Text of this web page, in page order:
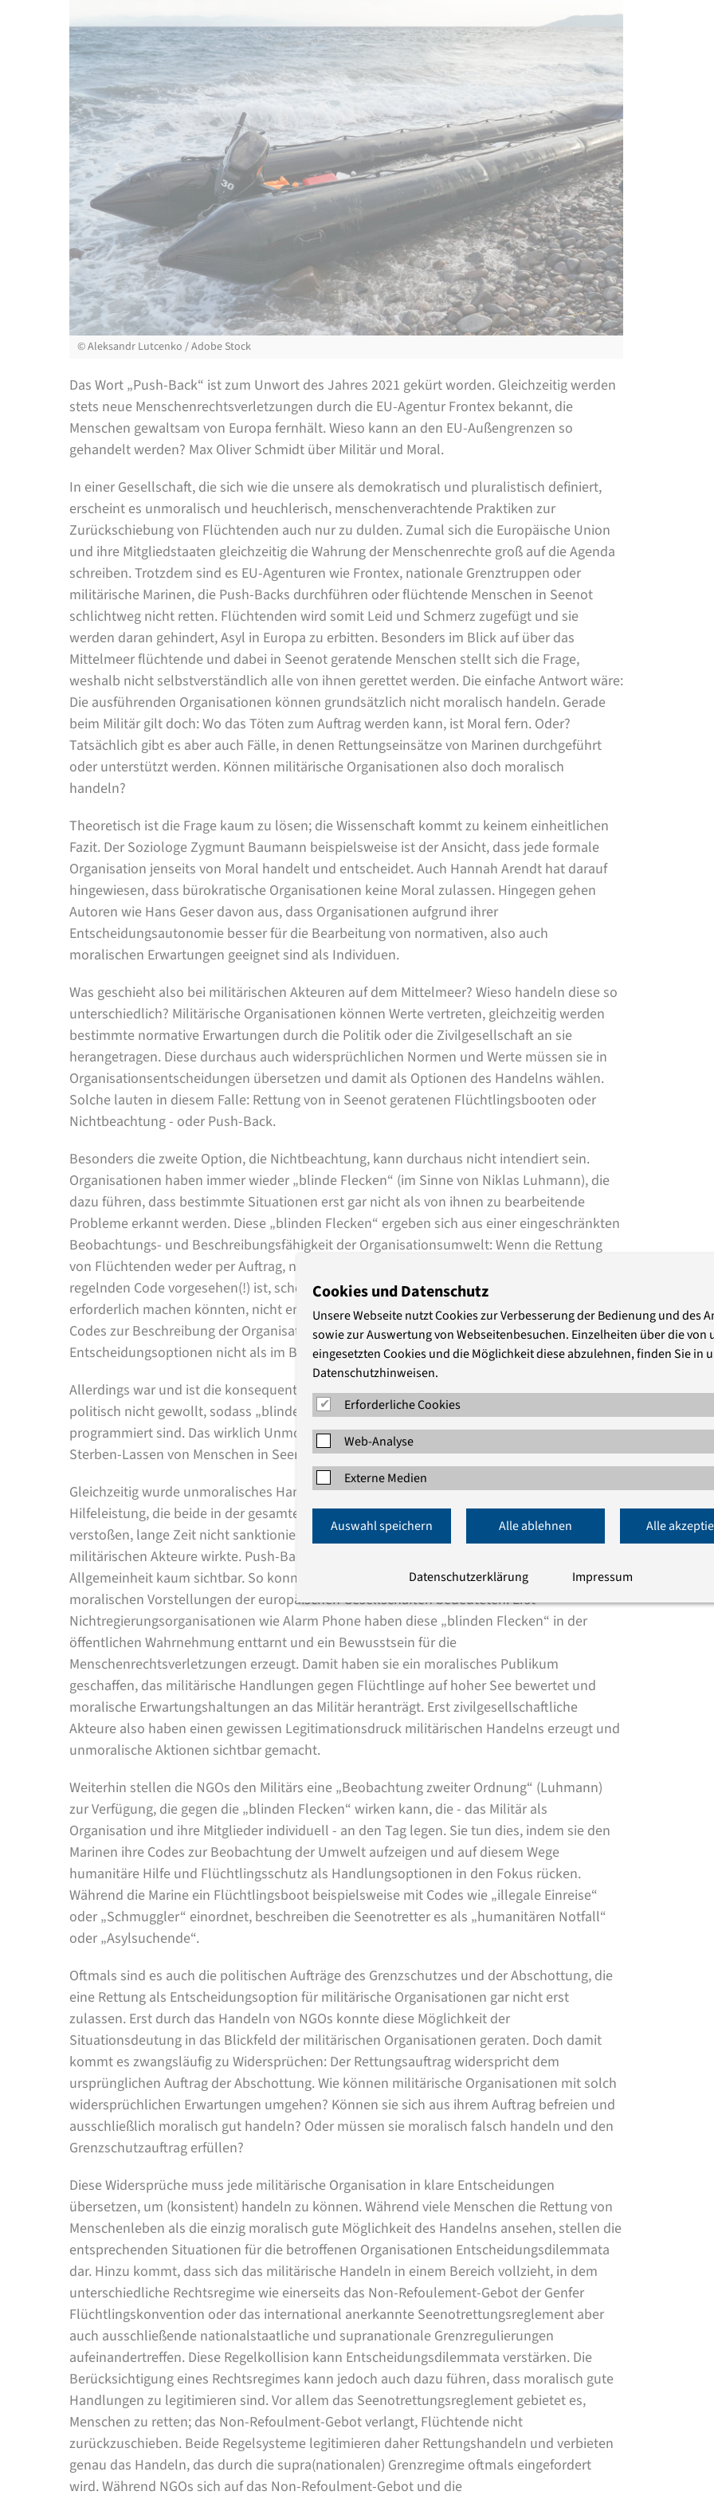
©Aleksandr Lutcenko / Adobe Stock
Das Wort „Push-Back“ ist zum Unwort des Jahres 2021 gekürt worden. Gleichzeitig werden
stets neue Menschenrechtsverletzungen durch die EU-Agentur Frontex bekannt, die
Menschen gewaltsam von Europa fernhält. Wieso kann an den EU-Außengrenzen so
gehandelt werden? Max Oliver Schmidt über Militär und Moral.
In einer Gesellschaft, die sich wie die unsere als demokratisch und pluralistisch definiert,
erscheint es unmoralisch und heuchlerisch, menschenverachtende Praktiken zur
Zurückschiebung von Flüchtenden auch nur zu dulden. Zumal sich die Europäische Union
und ihre Mitgliedstaaten gleichzeitig die Wahrung der Menschenrechte groß auf die Agenda
schreiben. Trotzdem sind es EU-Agenturen wie Frontex, nationale Grenztruppen oder
militärische Marinen, die Push-Backs durchführen oder flüchtende Menschen in Seenot
schlichtweg nicht retten. Flüchtenden wird somit Leid und Schmerz zugefügt und sie
werden daran gehindert, Asyl in Europa zu erbitten. Besonders im Blick auf über das
Mittelmeer flüchtende und dabei in Seenot geratende Menschen stellt sich die Frage,
weshalb nicht selbstverständlich alle von ihnen gerettet werden. Die einfache Antwort wäre:
Die ausführenden Organisationen können grundsätzlich nicht moralisch handeln. Gerade
beim Militär gilt doch: Wo das Töten zum Auftrag werden kann, ist Moral fern. Oder?
Tatsächlich gibt es aber auch Fälle, in denen Rettungseinsätze von Marinen durchgeführt
oder unterstützt werden. Können militärische Organisationen also doch moralisch
handeln?
Theoretisch ist die Frage kaum zu lösen; die Wissenschaft kommt zu keinem einheitlichen
Fazit. Der Soziologe Zygmunt Baumann beispielsweise ist der Ansicht, dass jede formale
Organisation jenseits von Moral handelt und entscheidet. Auch Hannah Arendt hat darauf
hingewiesen, dass bürokratische Organisationen keine Moral zulassen. Hingegen gehen
Autoren wie Hans Geser davon aus, dass Organisationen aufgrund ihrer
Entscheidungsautonomie besser für die Bearbeitung von normativen, also auch
moralischen Erwartungen geeignet sind als Individuen.
Was geschieht also bei militärischen Akteuren auf dem Mittelmeer? Wieso handeln diese so
unterschiedlich? Militärische Organisationen können Werte vertreten, gleichzeitig werden
bestimmte normative Erwartungen durch die Politik oder die Zivilgesellschaft an sie
herangetragen. Diese durchaus auch widersprüchlichen Normen und Werte müssen sie in
Organisationsentscheidungen übersetzen und damit als Optionen des Handelns wählen.
Solche lauten in diesem Falle: Rettung von in Seenot geratenen Flüchtlingsbooten oder
Nichtbeachtung - oder Push-Back.
Besonders die zweite Option, die Nichtbeachtung, kann durchaus nicht intendiert sein.
Organisationen haben immer wieder „blinde Flecken“ (im Sinne von Niklas Luhmann), die
dazu führen, dass bestimmte Situationen erst gar nicht als von ihnen zu bearbeitende
Probleme erkannt werden. Diese „blinden Flecken“ ergeben sich aus einer eingeschränkten
Beobachtungs- und Beschreibungsfähigkeit der Organisationsumwelt: Wenn die Rettung
von Flüchtenden weder per Auftrag, noch durch Erfahrung, noch durch irgendeinen
regelnden Code vorgesehen(!) ist, scheinen Situationen, die ein solches Handeln
erforderlich machen könnten, nicht entsprechend auszudeuten zu sein. Was nicht durch
Codes zur Beschreibung der Organisationsumwelt festgeschrieben ist, lässt bestimmte
Entscheidungsoptionen nicht als im Bereich des Möglichen erscheinen.
Allerdings war und ist die konsequente Seenotrettung von flüchtenden Menschen auch
politisch nicht gewollt, sodass „blinde Flecken“ bisweilen in Entscheidungsprozessen
programmiert sind. Das wirklich Unmoralische dabei ist, dass der Push-Back oder das
Sterben-Lassen von Menschen in Seenot überhaupt Optionen darstellen.
Gleichzeitig wurde unmoralisches Handeln wie Push-Backs oder die Unterlassene
Hilfeleistung, die beide in der gesamten EU und global international gegen geltendes Recht
verstoßen, lange Zeit nicht sanktioniert, da kein Legitimationsdruck auf die staatlichen
militärischen Akteure wirkte. Push-Backs oder Unterlassene Hilfeleistungen waren für die
Allgemeinheit kaum sichtbar. So konnte es zu Handlungen kommen, die einen Bruch mit
moralischen Vorstellungen der europäischen Gesellschaften bedeuteten. Erst
Nichtregierungsorganisationen wie Alarm Phone haben diese „blinden Flecken“ in der
öffentlichen Wahrnehmung enttarnt und ein Bewusstsein für die
Menschenrechtsverletzungen erzeugt. Damit haben sie ein moralisches Publikum
geschaffen, das militärische Handlungen gegen Flüchtlinge auf hoher See bewertet und
moralische Erwartungshaltungen an das Militär heranträgt. Erst zivilgesellschaftliche
Akteure also haben einen gewissen Legitimationsdruck militärischen Handelns erzeugt und
unmoralische Aktionen sichtbar gemacht.
Weiterhin stellen die NGOs den Militärs eine „Beobachtung zweiter Ordnung“ (Luhmann)
zur Verfügung, die gegen die „blinden Flecken“ wirken kann, die - das Militär als
Organisation und ihre Mitglieder individuell - an den Tag legen. Sie tun dies, indem sie den
Marinen ihre Codes zur Beobachtung der Umwelt aufzeigen und auf diesem Wege
humanitäre Hilfe und Flüchtlingsschutz als Handlungsoptionen in den Fokus rücken.
Während die Marine ein Flüchtlingsboot beispielsweise mit Codes wie „illegale Einreise“
oder „Schmuggler“ einordnet, beschreiben die Seenotretter es als „humanitären Notfall“
oder „Asylsuchende“.
Oftmals sind es auch die politischen Aufträge des Grenzschutzes und der Abschottung, die
eine Rettung als Entscheidungsoption für militärische Organisationen gar nicht erst
zulassen. Erst durch das Handeln von NGOs konnte diese Möglichkeit der
Situationsdeutung in das Blickfeld der militärischen Organisationen geraten. Doch damit
kommt es zwangsläufig zu Widersprüchen: Der Rettungsauftrag widerspricht dem
ursprünglichen Auftrag der Abschottung. Wie können militärische Organisationen mit solch
widersprüchlichen Erwartungen umgehen? Können sie sich aus ihrem Auftrag befreien und
ausschließlich moralisch gut handeln? Oder müssen sie moralisch falsch handeln und den
Grenzschutzauftrag erfüllen?
Diese Widersprüche muss jede militärische Organisation in klare Entscheidungen
übersetzen, um (konsistent) handeln zu können. Während viele Menschen die Rettung von
Menschenleben als die einzig moralisch gute Möglichkeit des Handelns ansehen, stellen die
entsprechenden Situationen für die betroffenen Organisationen Entscheidungsdilemmata
dar. Hinzu kommt, dass sich das militärische Handeln in einem Bereich vollzieht, in dem
unterschiedliche Rechtsregime wie einerseits das Non-Refoulement-Gebot der Genfer
Flüchtlingskonvention oder das international anerkannte Seenotrettungsreglement aber
auch ausschließende nationalstaatliche und supranationale Grenzregulierungen
aufeinandertreffen. Diese Regelkollision kann Entscheidungsdilemmata verstärken. Die
Berücksichtigung eines Rechtsregimes kann jedoch auch dazu führen, dass moralisch gute
Handlungen zu legitimieren sind. Vor allem das Seenotrettungsreglement gebietet es,
Menschen zu retten; das Non-Refoulment-Gebot verlangt, Flüchtende nicht
zurückzuschieben. Beide Regelsysteme legitimieren daher Rettungshandeln und verbieten
genau das Handeln, das durch die supra(nationalen) Grenzregime oftmals eingefordert
wird. Während NGOs sich auf das Non-Refoulment-Gebot und die
Cookies und Datenschutz
Unsere Webseite nutzt Cookies zur Verbesserung der Bedienung und des
sowie zur Auswertung von Webseitenbesuchen. Einzelheiten über die von
eingesetzten Cookies und die Möglichkeit diese abzulehnen, finden Sie in
Datenschutzhinweisen.
Erforderliche Cookies
Web-Analyse
Externe Medien
Auswahl speichern Alle ablehnen Alle
Datenschutzerklärung Impressum